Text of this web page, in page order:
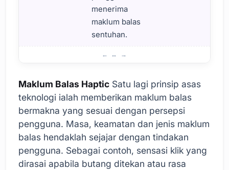
menerima
maklum balas
sentuhan.
Maklum Balas Haptic Satu lagi prinsip asas
teknologi ialah memberikan maklum balas
bermakna yang sesuai dengan persepsi
pengguna. Masa, keamatan dan jenis maklum
balas hendaklah sejajar dengan tindakan
pengguna. Sebagai contoh, sensasi klik yang
dirasai apabila butang ditekan atau rasa